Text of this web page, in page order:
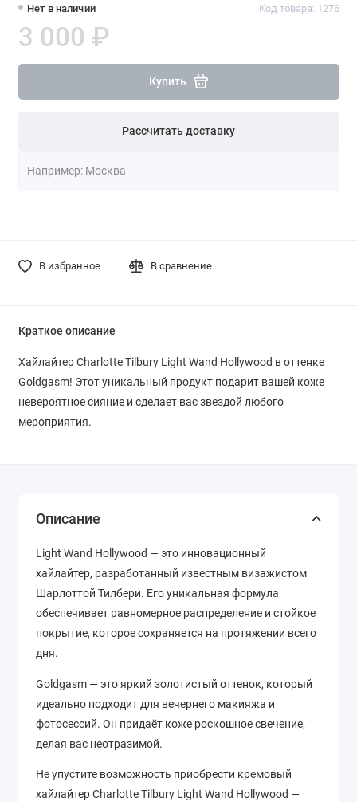
Нет в наличии Код товара: 1276
3 000 ₽
Купить
Рассчитать доставку
В избранное В сравнение
Краткое описание
Хайлайтер Charlotte Tilbury Light Wand Hollywood в оттенке
Goldgasm! Этот уникальный продукт подарит вашей коже
невероятное сияние и сделает вас звездой любого
мероприятия.
Описание
Light Wand Hollywood — это инновационный
хайлайтер, разработанный известным визажистом
Шарлоттой Тилбери. Его уникальная формула
обеспечивает равномерное распределение и стойкое
покрытие, которое сохраняется на протяжении всего
дня.
Goldgasm — это яркий золотистый оттенок, который
идеально подходит для вечернего макияжа и
фотосессий. Он придаёт коже роскошное свечение,
делая вас неотразимой.
Не упустите возможность приобрести кремовый
хайлайтер Charlotte Tilbury Light Wand Hollywood —